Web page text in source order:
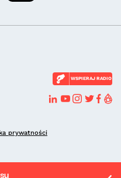
WSPIERAJ RADIO
prywatności